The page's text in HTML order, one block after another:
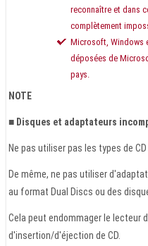
reconnaître et dans
complètement
Microsoft, Windows
déposées de
pays.
NOTE
■ Disques et adaptateurs
Ne pas utiliser pas les types de CD
De même, ne pas utiliser
au format Dual Discs ou des
Cela peut endommager le lecteur
d'insertion/d'éjection de CD.